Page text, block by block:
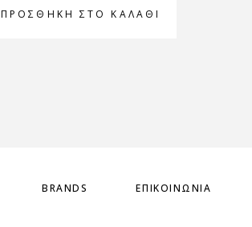
ΠΡΟΣΘΉΚΗ ΣΤΟ ΚΑΛΆΘΙ
BRANDS ΕΠΙΚΟΙΝΩΝΊΑ